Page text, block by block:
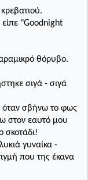
"Goodnight
θόρυβο.
σιγά - σιγά
όταν σβήνω το φως
στον εαυτό μου
σκοτάδι!
γυναίκα -
που της έκανα